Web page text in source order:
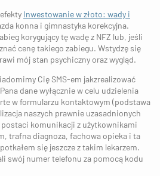
Inwestowanie w złoto: wady i
konna i gimnastyka korekcyjna.
korygujący tę wadę z NFZ lub, jeśli
cenę takiego zabiegu. Wstydzę się
mój stan psychiczny oraz wygląd.
Cię SMS-em jakzrealizować
dane wyłącznie w celu udzielenia
w formularzu kontaktowym (podstawa
naszych prawnie uzasadnionych
komunikacji z użytkownikami
trafna diagnoza, fachowa opieka i ta
się jeszcze z takim lekarzem.
swój numer telefonu za pomocą kodu